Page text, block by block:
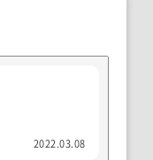
2022.03.08